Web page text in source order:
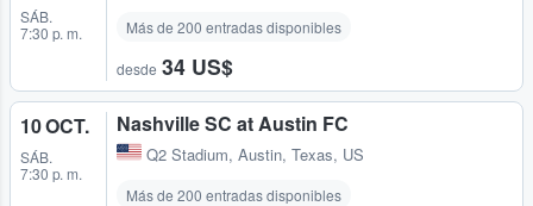
SÁB.
7:30 p. m.
Más de 200 entradas disponibles
desde 34 US$
10 OCT.
SÁB.
7:30 p. m.
Nashville SC at Austin FC
Q2 Stadium, Austin, Texas, US
Más de 200 entradas disponibles